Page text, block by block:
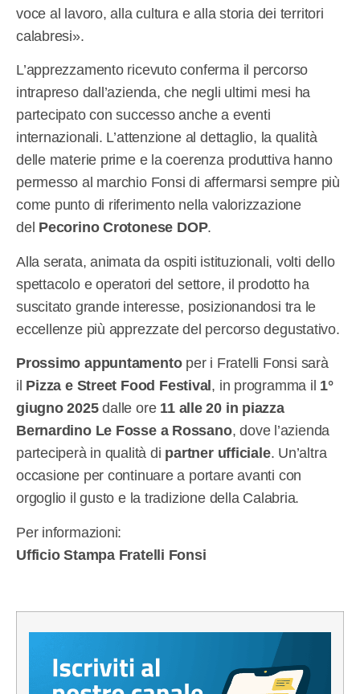
voce al lavoro, alla cultura e alla storia dei territori
calabresi».
L’apprezzamento ricevuto conferma il percorso
intrapreso dall’azienda, che negli ultimi mesi ha
partecipato con successo anche a eventi
internazionali. L’attenzione al dettaglio, la qualità
delle materie prime e la coerenza produttiva hanno
permesso al marchio Fonsi di affermarsi sempre più
come punto di riferimento nella valorizzazione
del Pecorino Crotonese DOP.
Alla serata, animata da ospiti istituzionali, volti dello
spettacolo e operatori del settore, il prodotto ha
suscitato grande interesse, posizionandosi tra le
eccellenze più apprezzate del percorso degustativo.
Prossimo appuntamentoper i Fratelli Fonsi sarà
il Pizza e Street Food Festival , in programma il 1°
giugno 2025dalle ore 11 alle 20 in piazza
Bernardino Le Fosse a Rossano, dove l’azienda
parteciperà in qualità di partner ufficiale. Un’altra
occasione per continuare a portare avanti con
orgoglio il gusto e la tradizione della Calabria.
Per informazioni:
Ufficio Stampa Fratelli Fonsi